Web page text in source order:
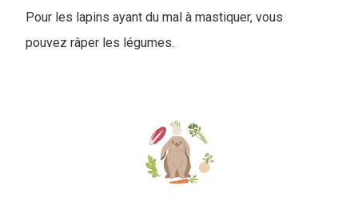
Pour les lapins ayant du mal à mastiquer, vous
pouvez râper les légumes.